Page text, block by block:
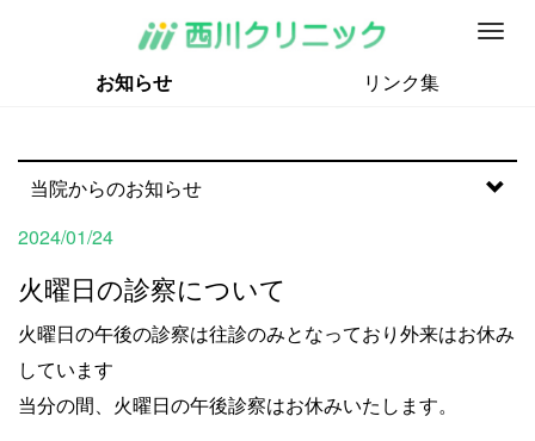
M
お知らせ リンク集
当院からのお知らせ
2024/01/24
火曜日の診察について
火曜日の午後の診察は往診のみとなっており外来はお休み
しています
当分の間、火曜日の午後診察はお休みいたします。